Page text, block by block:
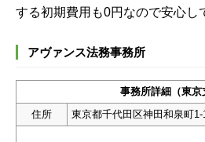
する初期費用も0円なので安心し
アヴァンス法務事務所
事務所詳細（東京
住所
東京都千代田区神田和泉町